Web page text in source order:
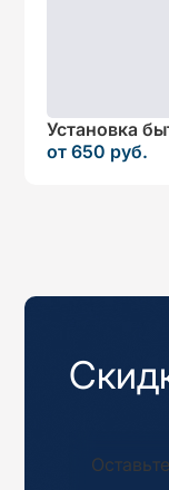
Установка
от 650 руб.